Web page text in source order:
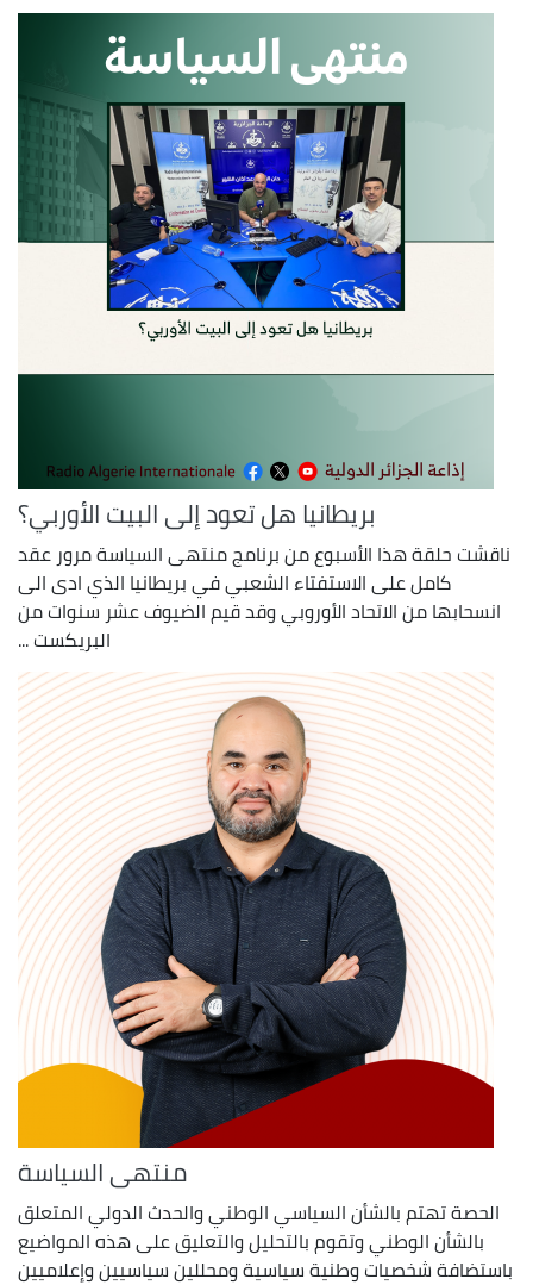
بريطانيا هل تعود إلى البيت الأوربي؟
ناقشت حلقة هذا الأسبوع من برنامج منتهى السياسة مرور عقد
كامل على الاستفتاء الشعبي في بريطانيا الذي ادى الى
انسحابها من الاتحاد الأوروبي وقد قيم الضيوف عشر سنوات من
البريكست ...
منتهى السياسة
الحصة تهتم بالشأن السياسي الوطني والحدث الدولي المتعلق
بالشأن الوطني وتقوم بالتحليل والتعليق على هذه المواضيع
باستضافة شخصيات وطنية سياسية ومحللين سياسيين وإعلاميين